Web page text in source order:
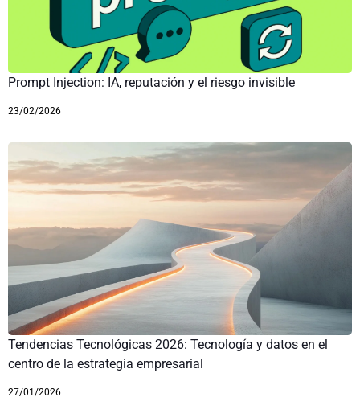
Prompt Injection: IA, reputación y el riesgo invisible
23/02/2026
Tendencias Tecnológicas 2026: Tecnología y datos en el
centro de la estrategia empresarial
27/01/2026